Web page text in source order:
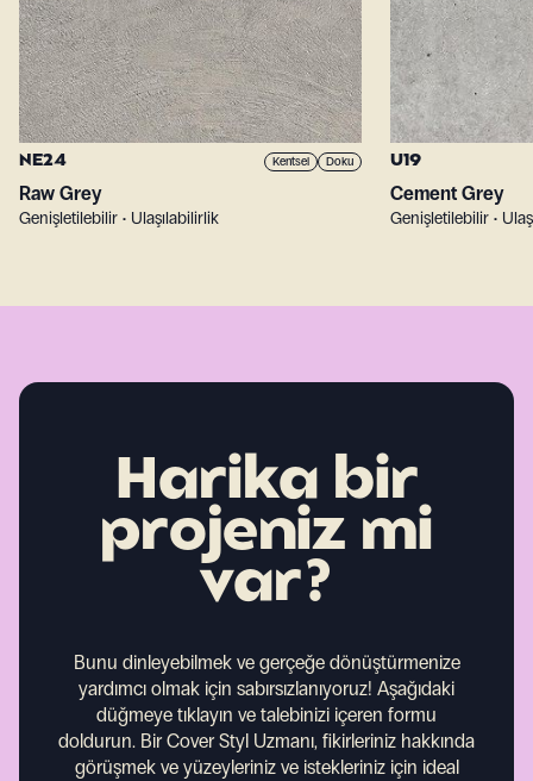
NE24 Kentsel Doku
Raw Grey
Genişletilebilir • Ulaşılabilirlik
U19
Cement Grey
Genişletilebilir •
Harika bir
projeniz mi
var?
Bunu dinleyebilmek ve gerçeğe dönüştürmenize
yardımcı olmak için sabırsızlanıyoruz! Aşağıdaki
düğmeye tıklayın ve talebinizi içeren formu
doldurun. Bir Cover Styl Uzmanı, fikirleriniz hakkında
görüşmek ve yüzeyleriniz ve istekleriniz için ideal